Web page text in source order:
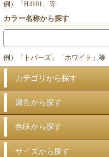
例）「H4101」等
カラー名称から探す
例）「トパーズ」「ホワイト」等
カテゴリから探す
属性から探す
色味から探す
サイズから探す